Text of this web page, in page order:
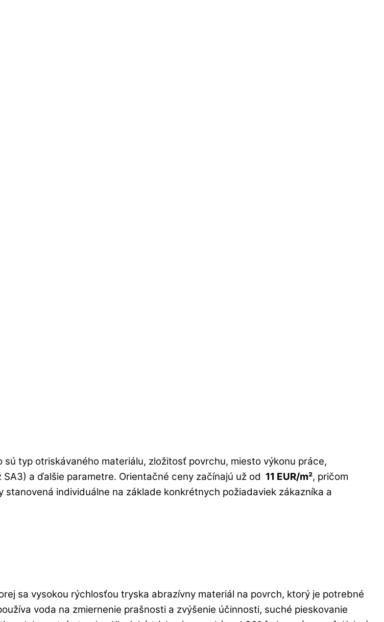
typ otriskávaného materiálu, zložitosť povrchu, miesto výkonu práce,
a ďalšie parametre. Orientačné ceny začínajú už od 11 EUR/m², pričom
stanovená individuálne na základe konkrétnych požiadaviek zákazníka a
sa vysokou rýchlosťou tryska abrazívny materiál na povrch, ktorý je potrebné
voda na zmiernenie prašnosti a zvýšenie účinnosti, suché pieskovanie